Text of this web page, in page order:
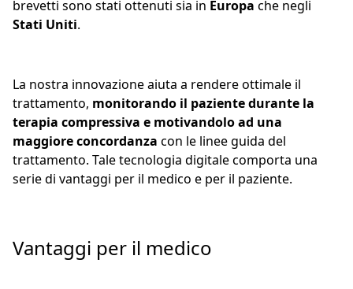
brevetti sono stati ottenuti sia in Europa che negli
Stati Uniti.
La nostra innovazione aiuta a rendere ottimale il
trattamento, monitorando il paziente durante la
terapia compressiva e motivandolo ad una
maggiore concordanza con le linee guida del
trattamento. Tale tecnologia digitale comporta una
serie di vantaggi per il medico e per il paziente.
Vantaggi per il medico